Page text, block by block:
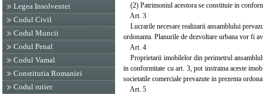
Legea Insolventei
Codul Civil
Codul Muncii
Codul Penal
Codul Vamal
Constitutia Romaniei
Codul rutier
(2) Patrimoniul acestora se constituie in
Art. 3
Lucrarile necesare realizarii ansamblului
ordonanta. Planurile de dezvoltare urbana vor fi
Art. 4
Proprietarii imobilelor din perimetrul
in conformitate cu art. 3, pot instraina aceste
societatile comerciale prevazute in prezenta
Art. 5